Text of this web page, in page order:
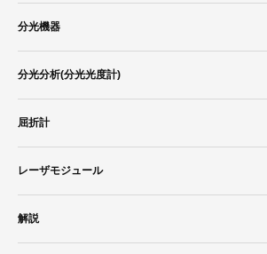
モノクロメータ用凹面回折格子
トロイダル回折格子
平面ブレーズド ホログラフィック 回折格子
高耐性レーザミラー & レーザウィンドウ
ポルカドットビームスプリッタ
分光機器
小形分光器スペクトロメイト SPG-120シリーズ
分光分析(分光光度計)
分光分析(分光光度計)
屈折計
レーザモジュール
イプ
解説